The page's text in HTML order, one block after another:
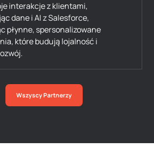
interakcje z klientami,
dane i AI z Salesforce,
płynne, spersonalizowane
które budują lojalność i
Wszyscy Partnerzy